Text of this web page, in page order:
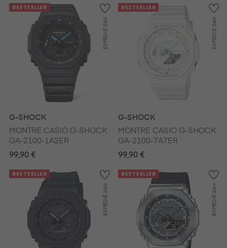
BESTSELLER
EXPÉDIÉ
24H
G-SHOCK
MONTRE CASIO G-SHOCK
GA-2100-1A2ER
99,90 €
BESTSELLER
EXPÉDIÉ
24H
G-SHOCK
MONTRE CASIO G-SHOCK
GA-2100-7A7ER
99,90 €
BESTSELLER
EXPÉDIÉ
24H
BESTSELLER
EXPÉDIÉ
24H